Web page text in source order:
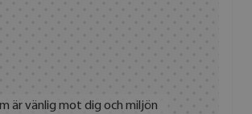
är vänlig mot dig och miljön